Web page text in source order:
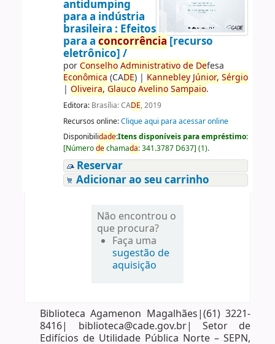
antidumping
para a indústria
brasileira : Efeitos
para a concorrência [recurso
eletrônico] /
porConselho Administrativo de Defesa
Econômica (CADE)| Kannebley Júnior, Sérgio
| Oliveira, Glauco Avelino Sampaio.
Editora: Brasília: CADE, 2019
Recursos online:Clique aqui para acessar online
Disponibilidade:Itens disponíveis para empréstimo:
[Númerodechamada:341.3787 D637] (1).
Reservar
Adicionar ao seu carrinho
Não encontrou o
que procura?
Faça uma
sugestão de
aquisição
Biblioteca Agamenon Magalhães|(61) 3221-
8416| biblioteca@cade.gov.br| Setor de
Edifícios de Utilidade Pública Norte – SEPN,